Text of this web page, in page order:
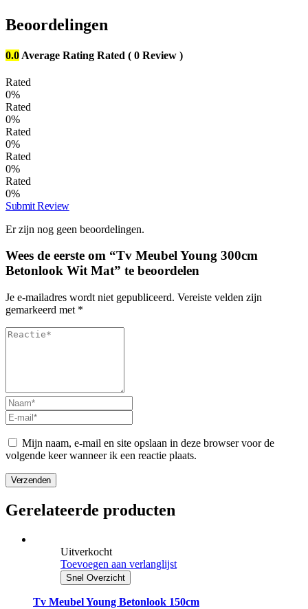
Beoordelingen
0.0 Average Rating Rated ( 0 Review )
Rated
0%
Rated
0%
Rated
0%
Rated
0%
Rated
0%
Submit Review
Er zijn nog geen beoordelingen.
Wees de eerste om “Tv Meubel Young 300cm
Betonlook Wit Mat” te beoordelen
Je e-mailadres wordt niet gepubliceerd. Vereiste velden zijn
gemarkeerd met *
Mijn naam, e-mail en site opslaan in deze browser voor de
volgende keer wanneer ik een reactie plaats.
Verzenden
Gerelateerde producten
Uitverkocht
Toevoegen aan verlanglijst
Snel Overzicht
Tv Meubel Young Betonlook 150cm